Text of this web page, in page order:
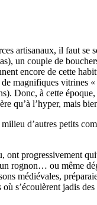
artisanaux, il faut
un couple de
encore de cette
magnifiques
Donc, à cette
qu’à l’hyper, mais
d’autres petits
progressivement
rognon… ou même
médiévales,
s’écoulèrent jadis